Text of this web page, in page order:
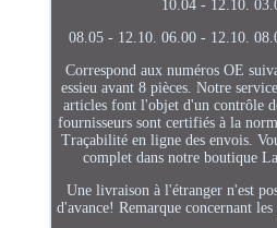
10.04 - 12.10.
08.05 - 12.10. 06.00 - 12.10.
Correspond aux numéros OE
essieu avant 8 pièces. Notre
articles font l'objet d'un contrôle
fournisseurs sont certifiés à la
Traçabilité en ligne des envois.
complet dans notre boutique
Une livraison à l'étranger n'est
d'avance! Remarque concernant